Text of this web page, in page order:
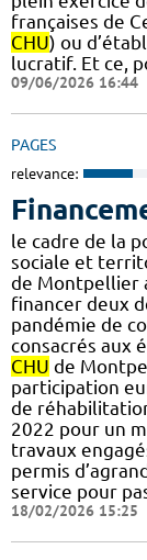
françaises de
CHU) ou
lucratif. Et ce,
09/06/2026 16:44
PAGES
relevance:
le cadre de la
sociale et
de Montpellier
financer deux
pandémie de
consacrés aux
CHU de
participation
de
2022 pour un
travaux
permis
service pour
18/02/2026 15:25